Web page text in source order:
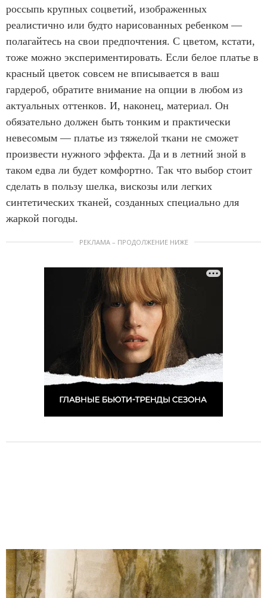
россыпь крупных соцветий, изображенных
реалистично или будто нарисованных ребенком —
полагайтесь на свои предпочтения. С цветом, кстати,
тоже можно экспериментировать. Если белое платье в
красный цветок совсем не вписывается в ваш
гардероб, обратите внимание на опции в любом из
актуальных оттенков. И, наконец, материал. Он
обязательно должен быть тонким и практически
невесомым — платье из тяжелой ткани не сможет
произвести нужного эффекта. Да и в летний зной в
таком едва ли будет комфортно. Так что выбор стоит
сделать в пользу шелка, вискозы или легких
синтетических тканей, созданных специально для
жаркой погоды.
РЕКЛАМА – ПРОДОЛЖЕНИЕ НИЖЕ